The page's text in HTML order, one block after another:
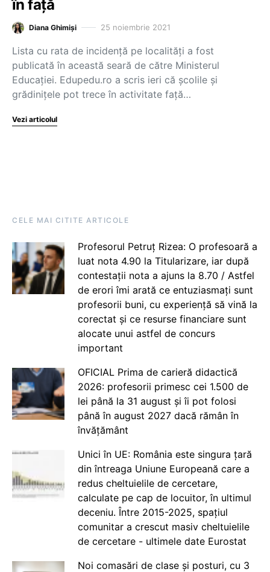
în față
Diana Ghimiși 25 noiembrie 2021
Lista cu rata de incidență pe localități a fost
publicată în această seară de către Ministerul
Educației. Edupedu.ro a scris ieri că școlile și
grădinițele pot trece în activitate față…
Vezi articolul
CELE MAI CITITE ARTICOLE
Profesorul Petruț Rizea: O profesoară a
luat nota 4.90 la Titularizare, iar după
contestații nota a ajuns la 8.70 / Astfel
de erori îmi arată ce entuziasmați sunt
profesorii buni, cu experiență să vină la
corectat și ce resurse financiare sunt
alocate unui astfel de concurs
important
OFICIAL Prima de carieră didactică
2026: profesorii primesc cei 1.500 de
lei până la 31 august și îi pot folosi
până în august 2027 dacă rămân în
învățământ
Unici în UE: România este singura țară
din întreaga Uniune Europeană care a
redus cheltuielile de cercetare,
calculate pe cap de locuitor, în ultimul
deceniu. Între 2015-2025, spațiul
comunitar a crescut masiv cheltuielile
de cercetare - ultimele date Eurostat
Noi comasări de clase și posturi, cu 3